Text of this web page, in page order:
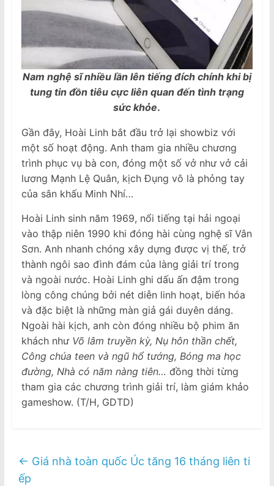
Nam nghệ sĩ nhiều lần lên tiếng đích chính khi bị
tung tin đồn tiêu cực liên quan đến tình trạng
sức khỏe.
Gần đây, Hoài Linh bắt đầu trở lại showbiz với
một số hoạt động. Anh tham gia nhiều chương
trình phục vụ bà con, đóng một số vở như vở cải
lương Mạnh Lệ Quân, kịch Đụng vô là phỏng tay
của sân khấu Minh Nhí…
Hoài Linh sinh năm 1969, nổi tiếng tại hải ngoại
vào thập niên 1990 khi đóng hài cùng nghệ sĩ Vân
Sơn. Anh nhanh chóng xây dựng được vị thế, trở
thành ngôi sao đình đám của làng giải trí trong
và ngoài nước. Hoài Linh ghi dấu ấn đậm trong
lòng công chúng bởi nét diễn linh hoạt, biến hóa
và đặc biệt là những màn giả gái duyên dáng.
Ngoài hài kịch, anh còn đóng nhiều bộ phim ăn
khách như Võ lâm truyền kỳ, Nụ hôn thần chết,
Công chúa teen và ngũ hổ tướng, Bóng ma học
đường, Nhà có năm nàng tiên… đồng thời từng
tham gia các chương trình giải trí, làm giám khảo
gameshow. (T/H, GDTD)
← Giá nhà toàn quốc Úc tăng 16 tháng liên ti
ếp